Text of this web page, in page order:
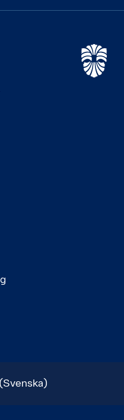
(Svenska)